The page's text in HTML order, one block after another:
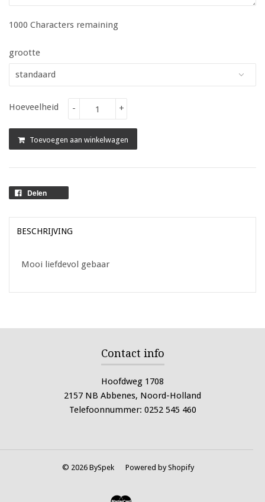
1000 Characters remaining
grootte
Hoeveelheid +
-
Toevoegen aan winkelwagen
Delen
BESCHRIJVING
Mooi liefdevol gebaar
Contact info
Hoofdweg 1708
2157 NB Abbenes, Noord-Holland
Telefoonnummer: 0252 545 460
© 2026 BySpek Powered by Shopify